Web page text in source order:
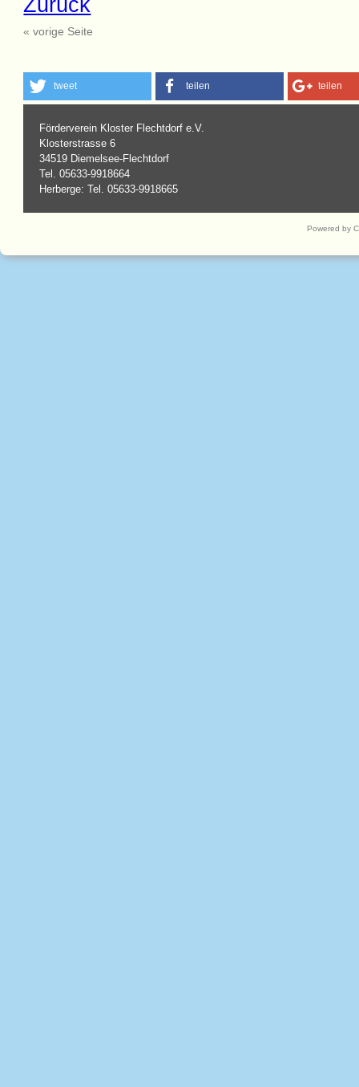
« vorige Seite
tweet teilen teilen
Förderverein Kloster Flechtdorf e.V.
Klosterstrasse 6
34519 Diemelsee-Flechtdorf
Tel. 05633-9918664
Herberge: Tel. 05633-9918665
Powered by